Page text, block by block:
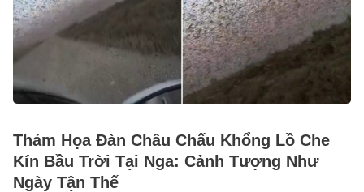
Thảm Họa Đàn Châu Chấu Khổng Lồ Che
Kín Bầu Trời Tại Nga: Cảnh Tượng Như
Ngày Tận Thế